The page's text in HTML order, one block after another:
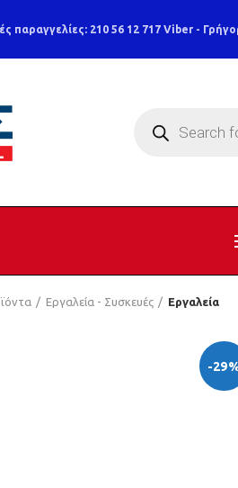
παραγγελίες: 210 56 12 717 Viber -
search
Εργαλεία - Συσκευές Εργαλεία
-